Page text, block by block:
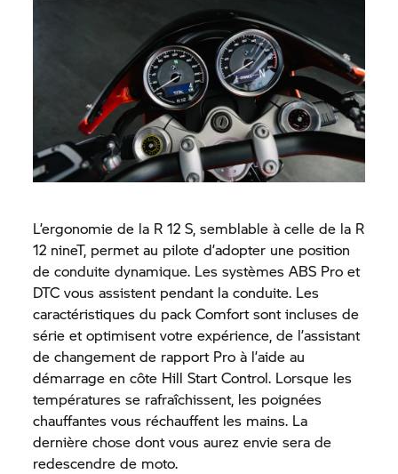
L’ergonomie de la R 12 S, semblable à celle de la R
12 nineT, permet au pilote d’adopter une position
de conduite dynamique. Les systèmes ABS Pro et
DTC vous assistent pendant la conduite. Les
caractéristiques du pack Comfort sont incluses de
série et optimisent votre expérience, de l’assistant
de changement de rapport Pro à l’aide au
démarrage en côte Hill Start Control. Lorsque les
températures se rafraîchissent, les poignées
chauffantes vous réchauffent les mains. La
dernière chose dont vous aurez envie sera de
redescendre de moto.